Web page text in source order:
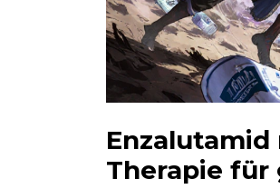
Enzalutamid
Therapie für